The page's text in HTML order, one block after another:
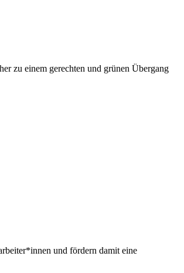
zu einem gerechten und grünen Übergang
und fördern damit eine